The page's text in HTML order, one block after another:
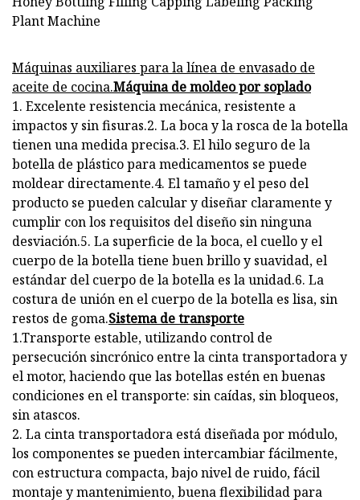
Máquinas auxiliares para la línea de envasado de
aceite de cocina.Máquina de moldeo por soplado
1. Excelente resistencia mecánica, resistente a
impactos y sin fisuras.2. La boca y la rosca de la botella
tienen una medida precisa.3. El hilo seguro de la
botella de plástico para medicamentos se puede
moldear directamente.4. El tamaño y el peso del
producto se pueden calcular y diseñar claramente y
cumplir con los requisitos del diseño sin ninguna
desviación.5. La superficie de la boca, el cuello y el
cuerpo de la botella tiene buen brillo y suavidad, el
estándar del cuerpo de la botella es la unidad.6. La
costura de unión en el cuerpo de la botella es lisa, sin
restos de goma.Sistema de transporte
1.Transporte estable, utilizando control de
persecución sincrónico entre la cinta transportadora y
el motor, haciendo que las botellas estén en buenas
condiciones en el transporte: sin caídas, sin bloqueos,
sin atascos.
2. La cinta transportadora está diseñada por módulo,
los componentes se pueden intercambiar fácilmente,
con estructura compacta, bajo nivel de ruido, fácil
montaje y mantenimiento, buena flexibilidad para